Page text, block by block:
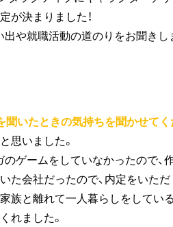
が決まりました！
や就職活動の道のりをお聞きし
聞いたときの気持ちを聞かせてく
思いました。
ゲームをしていなかったので、
た会社だったので、内定をいた
族と離れて一人暮らしをしてい
れました。